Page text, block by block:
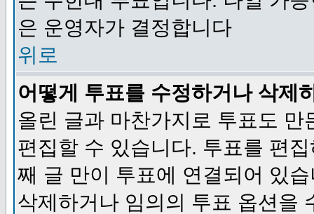
은 운영자가 결정합니다
위로
어떻게 투표를 수정하거나 삭제
올린 글과 마찬가지로 투표도
편집할 수 있습니다. 투표를 편
째 글 만이 투표에 연결되어 있
삭제하거나 임의의 투표 옵션을